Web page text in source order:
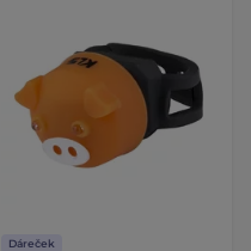
Dáreček